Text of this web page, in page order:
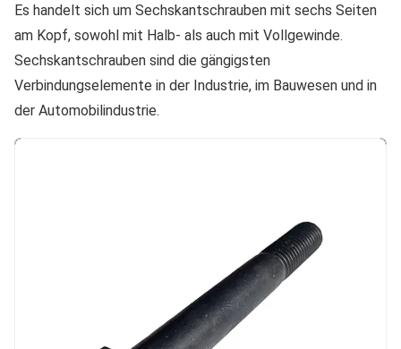
Es handelt sich um Sechskantschrauben mit sechs Seiten
am Kopf, sowohl mit Halb- als auch mit Vollgewinde.
Sechskantschrauben sind die gängigsten
Verbindungselemente in der Industrie, im Bauwesen und in
der Automobilindustrie.